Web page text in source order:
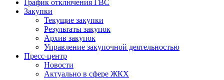
График отключения ГВС
Закупки
Текущие закупки
Результаты закупок
Архив закупок
Управление закупочной деятельностью
Пресс-центр
Новости
Актуально в сфере ЖКХ